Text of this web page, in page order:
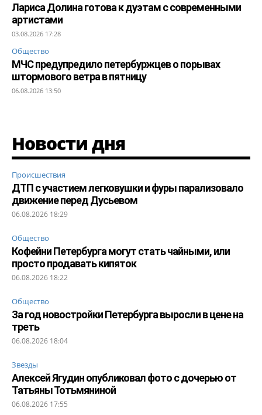
Лариса Долина готова к дуэтам с современными
артистами
03.08.2026 17:28
Общество
МЧС предупредило петербуржцев о порывах
штормового ветра в пятницу
06.08.2026 13:50
Новости дня
Происшествия
ДТП с участием легковушки и фуры парализовало
движение перед Дусьевом
06.08.2026 18:29
Общество
Кофейни Петербурга могут стать чайными, или
просто продавать кипяток
06.08.2026 18:22
Общество
За год новостройки Петербурга выросли в цене на
треть
06.08.2026 18:04
Звезды
Алексей Ягудин опубликовал фото с дочерью от
Татьяны Тотьмяниной
06.08.2026 17:55